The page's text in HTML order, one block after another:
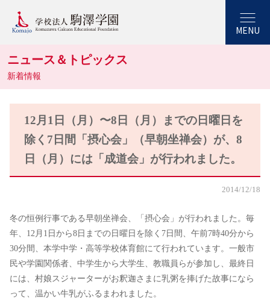
MENU
ニュース＆トピックス
新着情報
12月1日（月）〜8日（月）までの日曜日を
除く7日間「摂心会」（早朝坐禅会）が、8
日（月）には「成道会」が行われました。
2014/12/18
冬の恒例行事である早朝坐禅会、「摂心会」が行われました。毎
年、12月1日から8日までの日曜日を除く7日間、午前7時40分から
30分間、本学中学・高等学校体育館にて行われています。一般市
民や学園関係者、中学生から大学生、教職員らが参加し、最終日
には、村娘スジャーターがお釈迦さまに乳粥を捧げた故事になら
って、温かい牛乳がふるまわれました。